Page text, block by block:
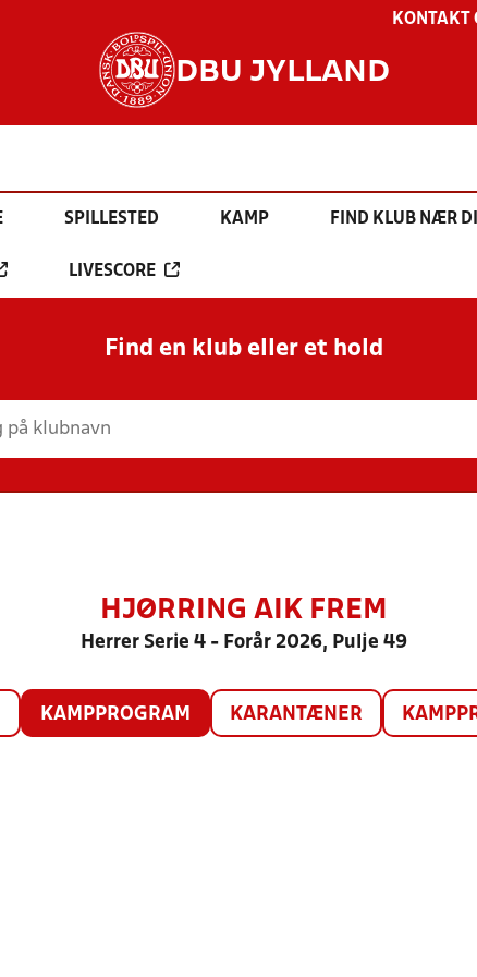
KONTAKT
DBU JYLLAND
SPILLESTED KAMP FIND KLUB NÆR
LIVESCORE
Find en klub eller et hold
HJØRRING AIK FREM
Herrer Serie 4 - Forår 2026, Pulje 49
KAMPPROGRAM KARANTÆNER